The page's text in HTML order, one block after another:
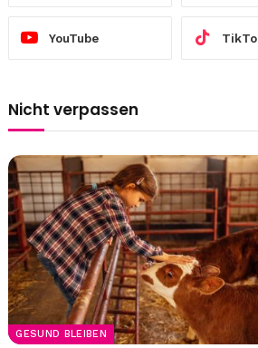
YouTube
Nicht verpassen
GESUND BLEIBEN